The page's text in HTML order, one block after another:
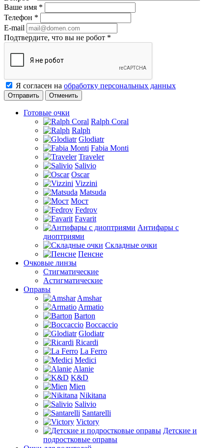
Ваше имя *
Телефон *
E-mail
Подтвердите, что вы не робот *
Я согласен на обработку персональных данных
Отменить
Готовые очки
Ralph Coral
Ralph
Glodiatr
Fabia Monti
Traveler
Salivio
Oscar
Vizzini
Matsuda
Мост
Fedrov
Favarit
Антифары с
диоптриями
Складные очки
Пенсне
Очковые линзы
Стигматические
Астигматические
Оправы
Amshar
Armatio
Barton
Boccaccio
Glodiatr
Ricardi
La Ferro
Medici
Alanie
K&D
Mien
Nikitana
Salivio
Santarelli
Victory
Детские и
подростковые оправы